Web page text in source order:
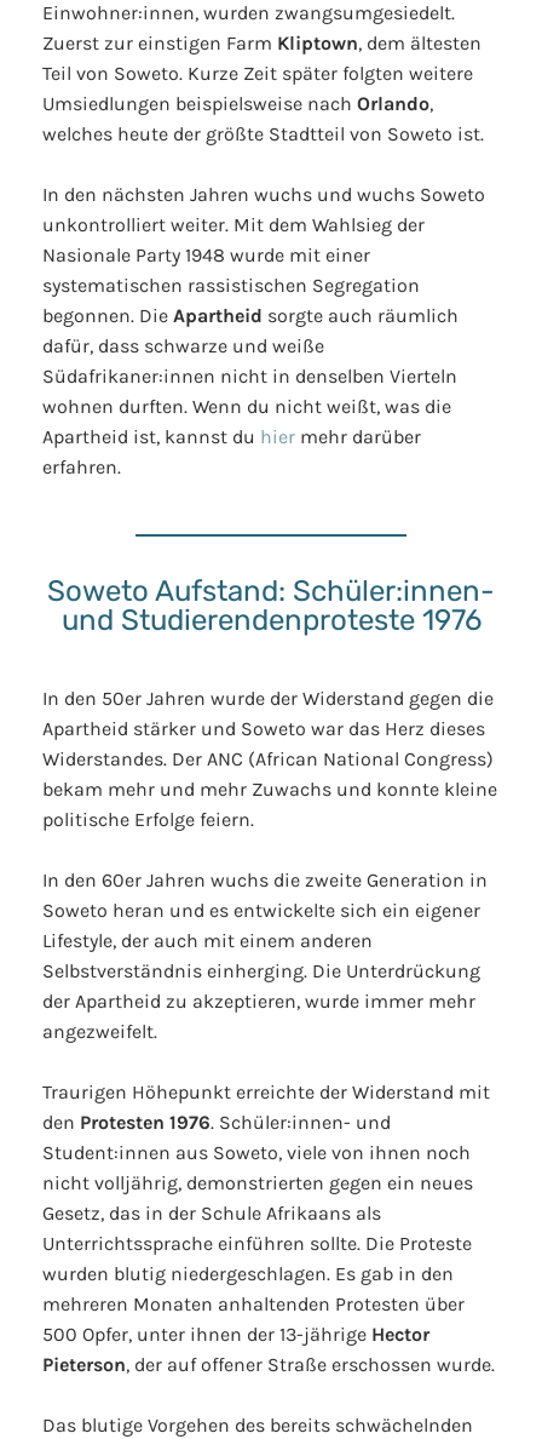
Einwohner:innen, wurden zwangsumgesiedelt.
Zuerst zur einstigen Farm Kliptown, dem ältesten
Teil von Soweto. Kurze Zeit später folgten weitere
Umsiedlungen beispielsweise nach Orlando,
welches heute der größte Stadtteil von Soweto ist.
In den nächsten Jahren wuchs und wuchs Soweto
unkontrolliert weiter. Mit dem Wahlsieg der
Nasionale Party 1948 wurde mit einer
systematischen rassistischen Segregation
begonnen. Die Apartheid sorgte auch räumlich
dafür, dass schwarze und weiße
Südafrikaner:innen nicht in denselben Vierteln
wohnen durften. Wenn du nicht weißt, was die
Apartheid ist, kannst du hier mehr darüber
erfahren.
Soweto Aufstand: Schüler:innen-
und Studierendenproteste 1976
In den 50er Jahren wurde der Widerstand gegen die
Apartheid stärker und Soweto war das Herz dieses
Widerstandes. Der ANC (African National Congress)
bekam mehr und mehr Zuwachs und konnte kleine
politische Erfolge feiern.
In den 60er Jahren wuchs die zweite Generation in
Soweto heran und es entwickelte sich ein eigener
Lifestyle, der auch mit einem anderen
Selbstverständnis einherging. Die Unterdrückung
der Apartheid zu akzeptieren, wurde immer mehr
angezweifelt.
Traurigen Höhepunkt erreichte der Widerstand mit
den Protesten 1976. Schüler:innen- und
Student:innen aus Soweto, viele von ihnen noch
nicht volljährig, demonstrierten gegen ein neues
Gesetz, das in der Schule Afrikaans als
Unterrichtssprache einführen sollte. Die Proteste
wurden blutig niedergeschlagen. Es gab in den
mehreren Monaten anhaltenden Protesten über
500 Opfer, unter ihnen der 13-jährige Hector
Pieterson, der auf offener Straße erschossen wurde.
Das blutige Vorgehen des bereits schwächelnden